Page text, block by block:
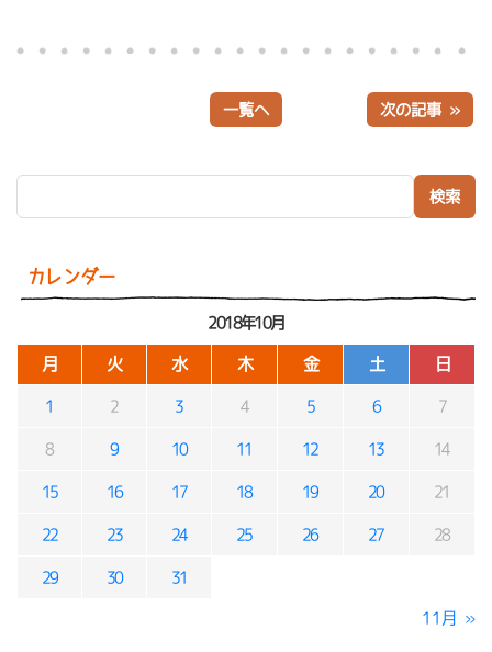
カレンダー
2018年10月
月 火 水 木 金 土 日
1 2 3 4 5 6 7
8 9 10 11 12 13 14
15 16 17 18 19 20 21
22 23 24 25 26 27 28
29 30 31
11月 »
一覧へ 次の記事 »